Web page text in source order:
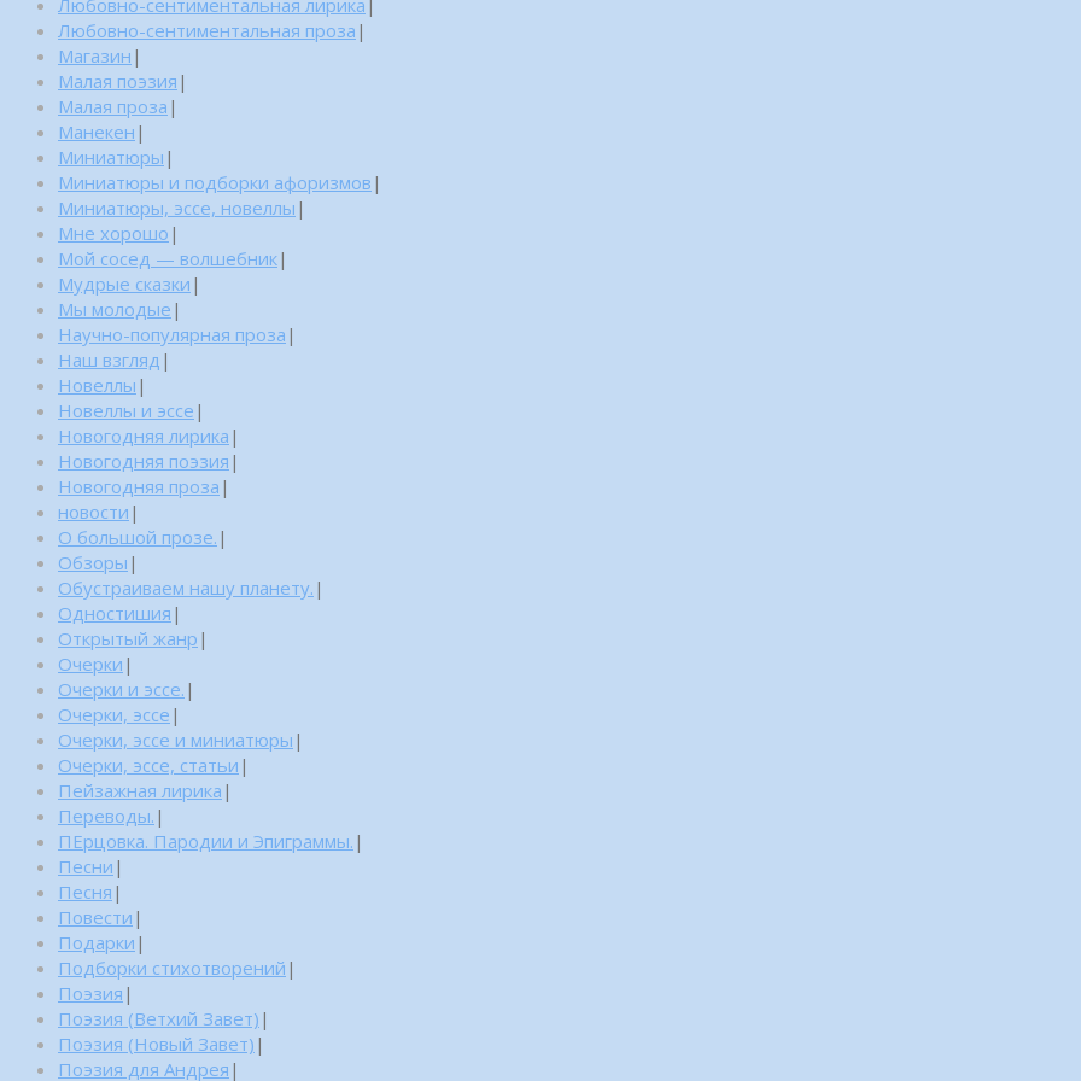
Любовно-сентиментальная проза |
Магазин |
Малая поэзия |
Малая проза |
Манекен |
Миниатюры |
Миниатюры и подборки афоризмов |
Миниатюры, эссе, новеллы |
Мне хорошо |
Мой сосед — волшебник|
Мудрые сказки |
Мы молодые |
Научно-популярная проза |
Наш взгляд |
Новеллы |
Новеллы и эссе |
Новогодняя лирика |
Новогодняя поэзия |
Новогодняя проза |
новости |
О большой прозе. |
Обзоры |
Обустраиваем нашу планету. |
Одностишия |
Открытый жанр |
Очерки |
Очерки и эссе. |
Очерки, эссе |
Очерки, эссе и миниатюры |
Очерки, эссе, статьи |
Пейзажная лирика |
Переводы. |
ПЕрцовка. Пародии и Эпиграммы. |
Песни |
Песня |
Повести |
Подарки |
Подборки стихотворений |
Поэзия |
Поэзия (Ветхий Завет) |
Поэзия (Новый Завет) |
Поэзия для Андрея |